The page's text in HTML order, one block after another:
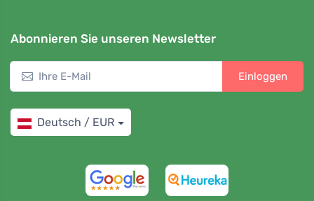
Abonnieren Sie unseren Newsletter
Einloggen
Deutsch / EUR